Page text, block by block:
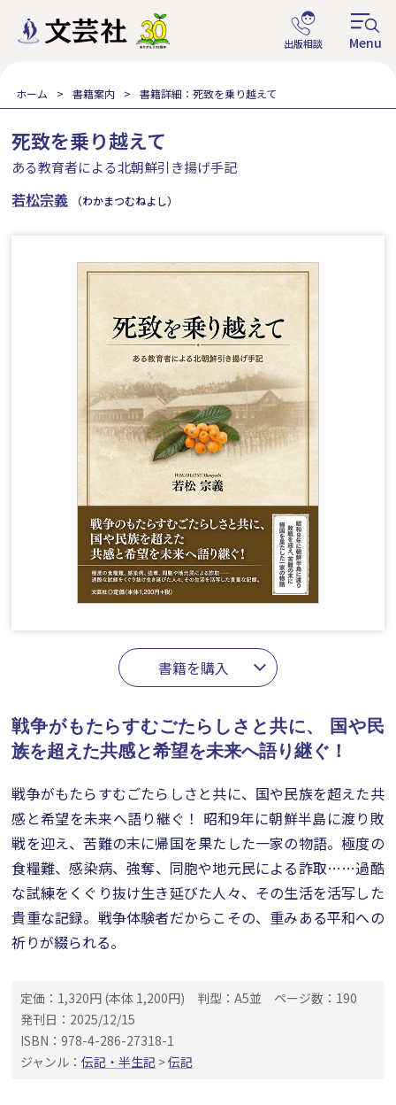
ホーム 書籍案内 書籍詳細：死致を乗り越えて
死致を乗り越えて
ある教育者による北朝鮮引き揚げ手記
若松宗義 （わかまつむねよし）
書籍を購入
戦争がもたらすむごたらしさと共に、
国や民
族を超えた共感と希望を未来へ語り継ぐ！
戦争がもたらすむごたらしさと共に、国や民族を超えた共
感と希望を未来へ語り継ぐ！ 昭和9年に朝鮮半島に渡り敗
戦を迎え、苦難の末に帰国を果たした一家の物語。極度の
食糧難、感染病、強奪、同胞や地元民による詐取……過酷
な試練をくぐり抜け生き延びた人々、その生活を活写した
貴重な記録。戦争体験者だからこその、重みある平和への
祈りが綴られる。
定価：1,320円 (本体 1,200円) 判型：A5並
ページ数：190
発刊日：2025/12/15
ISBN：978-4-286-27318-1
ジャンル：伝記・半生記 >伝記